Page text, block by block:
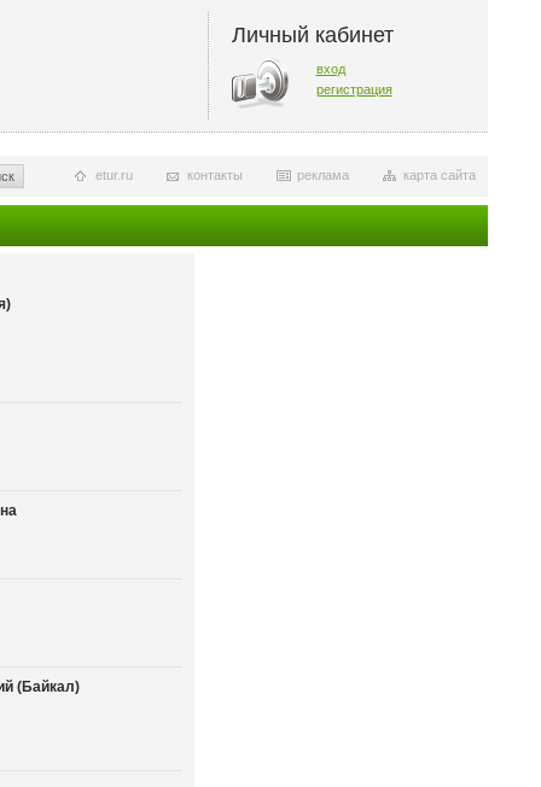
Личный кабинет
вход
регистрация
карта сайта
реклама
контакты
etur.ru
(Байкал)